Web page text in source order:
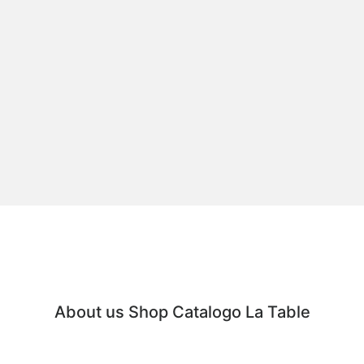
About us Shop Catalogo La Table